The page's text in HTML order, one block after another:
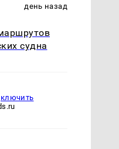
день назад
судна